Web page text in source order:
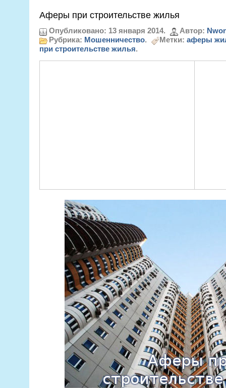
Аферы при строительстве жилья
Опубликовано: 13 января 2014. Автор:
Рубрика: Мошенничество. Метки: аферы
при строительстве жилья.